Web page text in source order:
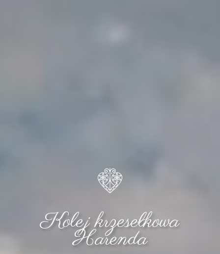
Kolej krzesełkowa
Harenda